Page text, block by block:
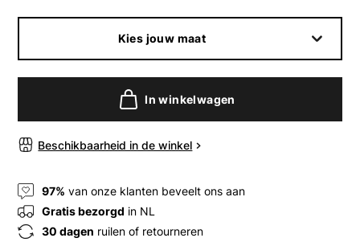
Kies jouw maat
In winkelwagen
Beschikbaarheid in de winkel
97% van onze klanten beveelt ons aan
Gratis bezorgd in NL
30 dagen ruilen of retourneren